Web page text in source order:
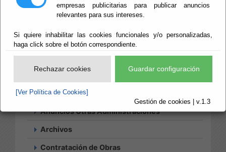
empresas publicitarias para publicar anuncios
relevantes para sus intereses.
Si quiere inhabilitar las cookies funcionales y/o personalizadas,
haga click sobre el botón correspondiente.
Rechazar cookies Guardar configuración
[Ver Política de Cookies]
Gestión de cookies | v.1.3
Búsqueda
Histórico Suscripciones
Actividades Culturales
Anuncios Otras Administraciones
Archivos
Contratación de Obras